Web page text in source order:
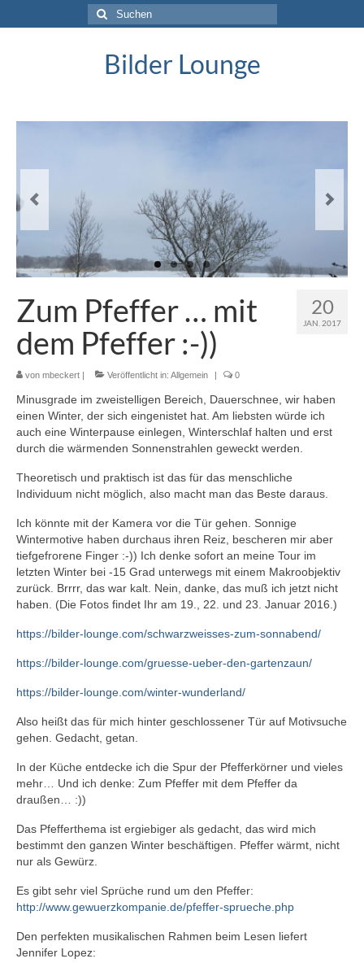
Suche
nach:
Bilder Lounge
20
JAN. 2017
Zum Pfeffer … mit
dem Pfeffer :-))
von mbeckert Veröffentlicht in: Allgemein 0
Minusgrade im zweistelligen Bereich, Dauerschnee, wir haben
einen Winter, der sich eingenistet hat. Am liebsten würde ich
auch eine Winterpause einlegen, Winterschlaf halten und erst
durch die wärmenden Sonnenstrahlen geweckt werden.
Theoretisch und praktisch ist das für das menschliche
Individuum nicht möglich, also macht man das Beste daraus.
Ich könnte mit der Kamera vor die Tür gehen. Sonnige
Wintermotive haben durchaus ihren Reiz, bescheren mir aber
tiefgefrorene Finger :-)) Ich denke sofort an meine Tour im
letzten Winter bei -15 Grad unterwegs mit einem Makroobjektiv
zurück. Brrrr, das war kalt. Nein, danke, das muß ich jetzt nicht
haben. (Die Fotos findet Ihr am 19., 22. und 23. Januar 2016.)
https://bilder-lounge.com/schwarzweisses-zum-sonnabend/
https://bilder-lounge.com/gruesse-ueber-den-gartenzaun/
https://bilder-lounge.com/winter-wunderland/
Also heißt das für mich hinter geschlossener Tür auf Motivsuche
gehen. Gedacht, getan.
In der Küche entdecke ich die Spur der Pfefferkörner und vieles
mehr… Und ich denke: Zum Pfeffer mit dem Pfeffer da
draußen… :))
Das Pfefferthema ist ergiebiger als gedacht, das wird mich
bestimmt den ganzen Winter beschäftigen. Pfeffer wärmt, nicht
nur als Gewürz.
Es gibt sehr viel Sprüche rund um den Pfeffer:
http://www.gewuerzkompanie.de/pfeffer-sprueche.php
Den perfekten musikalischen Rahmen beim Lesen liefert
Jennifer Lopez: